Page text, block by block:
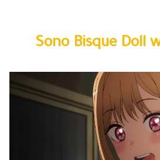
Sono Bisque Doll